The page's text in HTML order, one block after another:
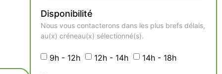
Disponibilité
Nous vous contacterons dans les plus brefs délais,
au(x) créneau(x) sélectionné(s).
9h - 12h 12h - 14h 14h - 18h